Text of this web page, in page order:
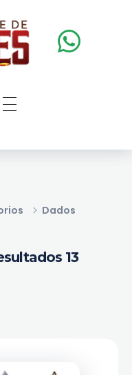
TIENDA
Dados
13